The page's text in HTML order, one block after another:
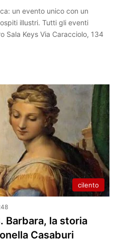
un evento unico con un
illustri. Tutti gli eventi
Sala Keys Via Caracciolo, 134
cilento
Barbara, la storia
Casaburi